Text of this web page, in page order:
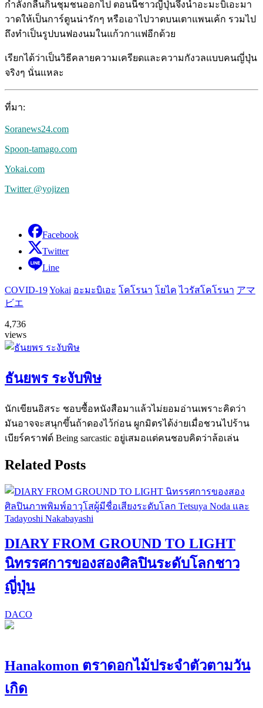
กำลังกลืนกินชุมชนออกไป ตอนนี้ชาวญี่ปุ่นจึงนำอะมะบิเอะมา
วาดให้เป็นการ์ตูนน่ารักๆ หรือเอาไปวาดบนเตาแพนเค้ก รวมไป
ถึงทำเป็นรูปบนฟองนมในแก้วกาแฟอีกด้วย
เรียกได้ว่าเป็นวิธีคลายความเครียดและความกังวลแบบคนญี่ปุ่น
จริงๆ นั่นแหละ
ที่มา:
Soranews24.com
Spoon-tamago.com
Yokai.com
Twitter @yojizen
Facebook
Twitter
Line
COVID-19Yokai อะมะบิเอะ โคโรนา โยไค ไวรัสโคโรนา アマ
ビエ
4,736
views
ธันยพร ระงับพิษ
นักเขียนอิสระ ชอบซื้อหนังสือมาแล้วไม่ยอมอ่านเพราะคิดว่า
มันอาจจะสนุกขึ้นถ้าดองไว้ก่อน ผูกมิตรได้ง่ายเมื่อชวนไปร้าน
เบียร์คราฟต์ Being sarcastic อยู่เสมอแต่คนชอบคิดว่าล้อเล่น
Related Posts
DIARY FROM GROUND TO LIGHT
นิทรรศการของสองศิลปินระดับโลกชาว
ญี่ปุ่น
DACO
Hanakomon ตราดอกไม้ประจำตัวตามวัน
เกิด